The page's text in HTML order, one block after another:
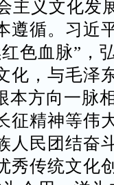
义文化发
遵循。习近
色血脉”，
化，与毛泽
本方向一脉
征精神等伟
人民团结奋
秀传统文化